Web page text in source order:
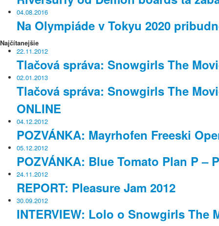
04.08.2016
Na Olympiáde v Tokyu 2020
Najčítanejšie
22.11.2012
Tlačová správa: Snowgirls The
02.01.2013
Tlačová správa: Snowgirls The
ONLINE
04.12.2012
POZVÁNKA: Mayrhofen Freeski
05.12.2012
POZVÁNKA: Blue Tomato Plan P –
24.11.2012
REPORT: Pleasure Jam 2012
30.09.2012
INTERVIEW: Lolo o Snowgirls The